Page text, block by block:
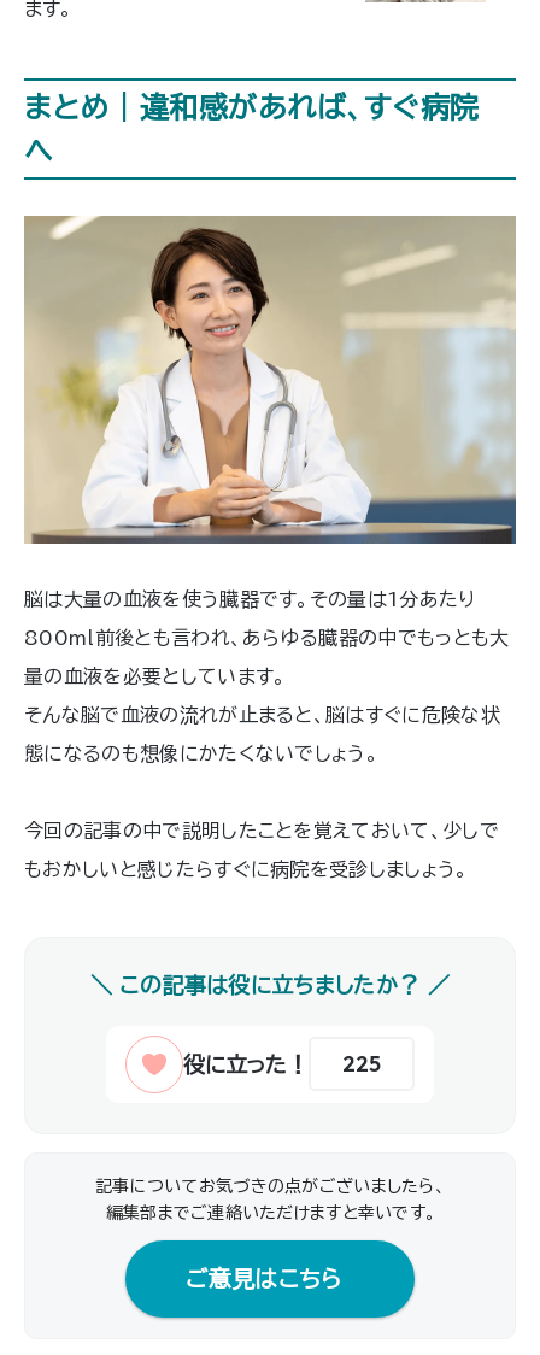
ます。
まとめ｜違和感があれば、すぐ病院
へ
脳は大量の血液を使う臓器です。その量は1分あたり
800ml前後とも言われ、あらゆる臓器の中でもっとも大
量の血液を必要としています。
そんな脳で血液の流れが止まると、脳はすぐに危険な状
態になるのも想像にかたくないでしょう。
今回の記事の中で説明したことを覚えておいて、少しで
もおかしいと感じたらすぐに病院を受診しましょう。
225
記事についてお気づきの点がございましたら、
編集部までご連絡いただけますと幸いです｡
ご意見はこちら